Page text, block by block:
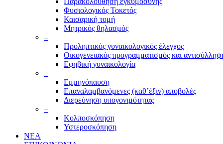
Φυσιολογικός Τοκετός
Καισαρική τομή
Μητρικός θηλασμός
–
Προληπτικός γυναικολογικός έλεγχος
Οικογενειακός προγραμματισμός και
Εφηβική γυναικολογία
–
Εμμηνόπαυση
Επαναλαμβανόμενες (καθ’έξιν) αποβολές
Διερεύνηση υπογονιμότητας
–
Κολποσκόπηση
Υστεροσκόπηση
ΝΕΑ